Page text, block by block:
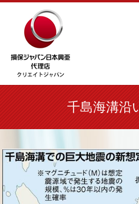
千島海溝沿